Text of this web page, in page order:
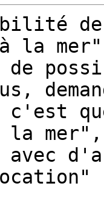
de
à la
de
c'est
la